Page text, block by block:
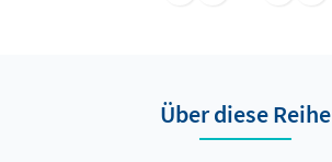
Über diese Reihe